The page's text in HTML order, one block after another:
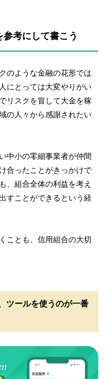
考にして書こう
のような金融の花形では
にとっては大変やりがい
リスクを冒して大金を稼
の人々から感謝されたい
中小の零細事業者が仲間
合ったことがきっかけで
、組合全体の利益を考え
すことができるという経
ことも、信用組合の大切
ツールを使うのが一番